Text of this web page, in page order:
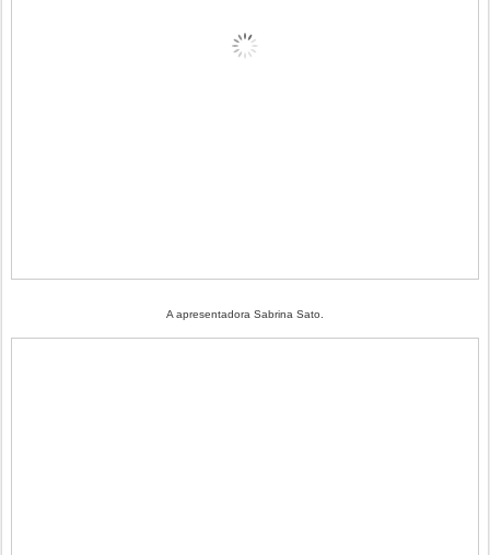
A apresentadora Sabrina Sato.